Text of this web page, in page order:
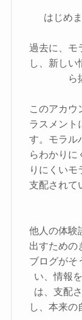
はじめ
過去に、モ
し、新しい
ら
このアカウ
ラスメント
す。モラル
らわかりに
りにくいモ
支配されて
他人の体験
出すための
ブログがそ
い、情報
は、支配
し、本来の